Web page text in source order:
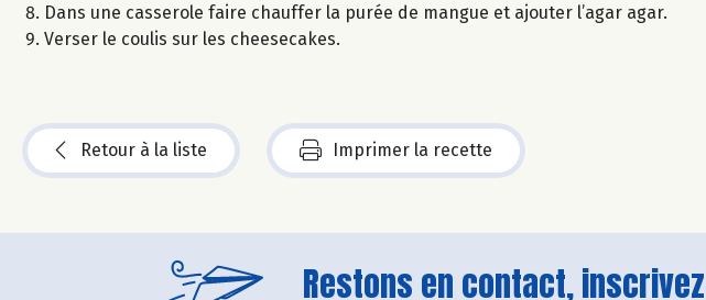
Dans une casserole faire chauffer la purée de mangue et ajouter l’agar agar.
Verser le coulis sur les cheesecakes.
Retour à la liste Imprimer la recette
Restons en contact,